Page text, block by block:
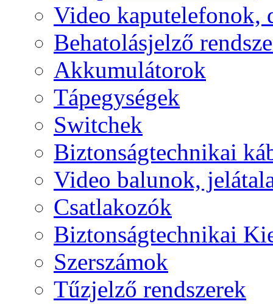
Video kaputelefonok,
Behatolásjelző
Akkumulátorok
Tápegységek
Switchek
Biztonságtechnikai
Video balunok,
Csatlakozók
Biztonságtechnikai
Szerszámok
Tűzjelző rendszerek